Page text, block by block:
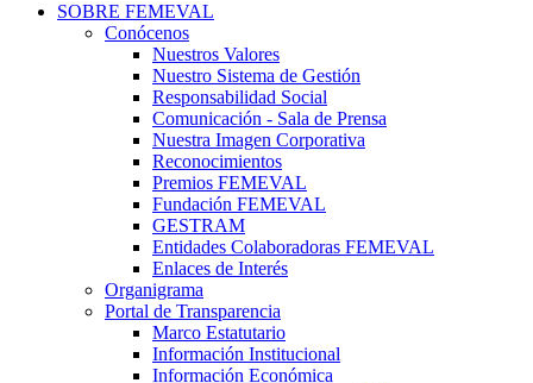
SOBRE FEMEVAL
Conócenos
Nuestros Valores
Nuestro Sistema de Gestión
Responsabilidad Social
Comunicación - Sala de Prensa
Nuestra Imagen Corporativa
Reconocimientos
Premios FEMEVAL
Fundación FEMEVAL
GESTRAM
Entidades Colaboradoras FEMEVAL
Enlaces de Interés
Organigrama
Portal de Transparencia
Marco Estatutario
Información Institucional
Información Económica